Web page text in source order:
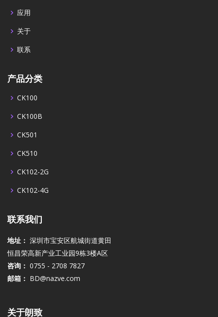
应用
关于
联系
产品分类
CK100
CK100B
CK501
CK510
CK102-2G
CK102-4G
联系我们
地址： 深圳市宝安区航城街道黄田
恒昌荣高新产业工业园9栋3楼A区
咨询： 0755 - 2708 7827
邮箱： BD@nazve.com
关于朗致